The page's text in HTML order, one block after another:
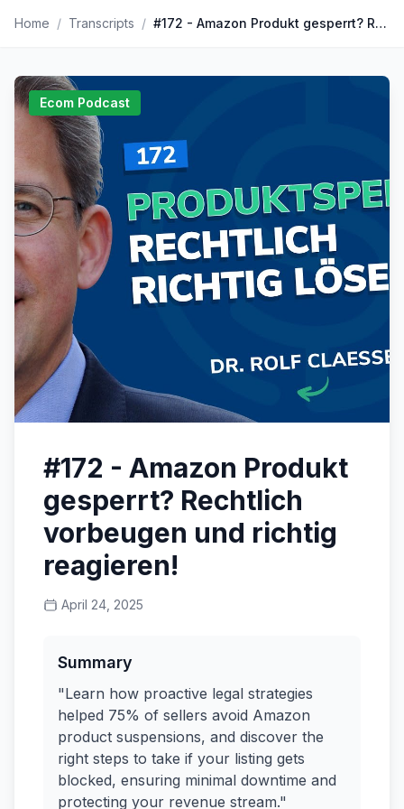
Home / Transcripts / #172 - Amazon Produkt gesperrt? Rechtlich vorbeugen und richtig reagieren!
Ecom Podcast
#172 - Amazon Produkt
gesperrt? Rechtlich
vorbeugen und richtig
reagieren!
April 24, 2025
Summary
"Learn how proactive legal strategies
helped 75% of sellers avoid Amazon
product suspensions, and discover the
right steps to take if your listing gets
blocked, ensuring minimal downtime and
protecting your revenue stream."